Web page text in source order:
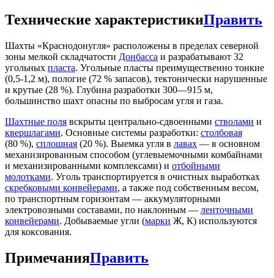
Технические характеристикиПравить
Шахты «Краснодонугля» расположены в пределах северной
зоны мелкой складчатости Донбасса и разрабатывают 32
угольных пласта. Угольные пласты преимущественно тонкие
(0,5-1,2 м), пологие (72 % запасов), тектонически нарушенные
и крутые (28 %). Глубина разработки 300—915 м,
большинство шахт опасны по выбросам угля и газа.
Шахтные поля вскрыты центрально-сдвоенными стволами и
квершлагами. Основные системы разработки: столбовая
(80 %), сплошная (20 %). Выемка угля в лавах — в основном
механизированным способом (углевыемочными комбайнами
и механизированными комплексами) и отбойными
молотками. Уголь транспортируется в очистных выработках
скребковыми конвейерами, а также под собственным весом,
по транспортным горизонтам — аккумуляторными
электровозными составами, по наклонным — ленточными
конвейерами. Добываемые угли (марки Ж, К) используются
для коксования.
ПримечанияПравить